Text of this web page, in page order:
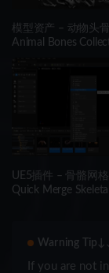
模型资产 – 动物头
Animal Bones
One Vol.1
UE5插件 – 骨骼网
Quick Merge
Warning
If you are not